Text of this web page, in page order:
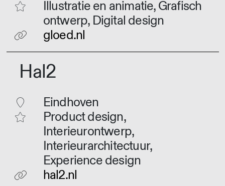
Illustratie en animatie, Grafisch
ontwerp, Digital design
gloed.nl
Hal2
Eindhoven
Product design,
Interieurontwerp,
Interieurarchitectuur,
Experience design
hal2.nl